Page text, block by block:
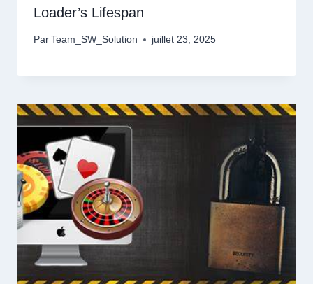
Loader’s Lifespan
Par Team_SW_Solution juillet 23, 2025